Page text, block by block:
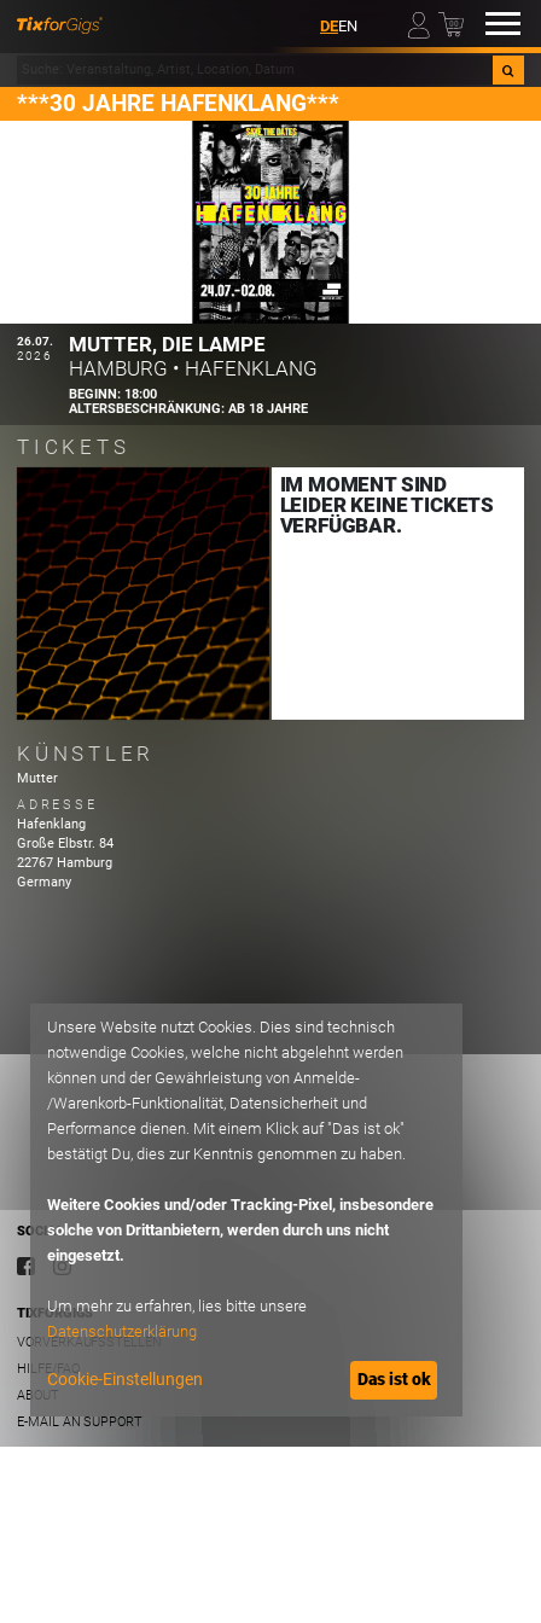
DEEN 00
***30 JAHRE HAFENKLANG***
26.07.
2026
MUTTER, DIE LAMPE
HAMBURG • HAFENKLANG
BEGINN:18:00
ALTERSBESCHRÄNKUNG:AB 18 JAHRE
TICKETS
IM MOMENT SIND
LEIDER KEINE TICKETS
VERFÜGBAR.
KÜNSTLER
Mutter
ADRESSE
Hafenklang
Große Elbstr. 84
22767 Hamburg
Germany
SOCIAL
TIXFORGIGS
VORVERKAUFSSTELLEN
HILFE/FAQ
ABOUT
E-MAIL AN SUPPORT
Unsere Website nutzt Cookies. Dies sind technisch
notwendige Cookies, welche nicht abgelehnt werden
können und der Gewährleistung von Anmelde-
/Warenkorb-Funktionalität, Datensicherheit und
Performance dienen. Mit einem Klick auf "Das ist ok"
bestätigt Du, dies zur Kenntnis genommen zu haben.
Weitere Cookies und/oder Tracking-Pixel, insbesondere
solche von Drittanbietern, werden durch uns nicht
eingesetzt.
Um mehr zu erfahren, lies bitte unsere
Datenschutzerklärung
Cookie-Einstellungen Das ist ok